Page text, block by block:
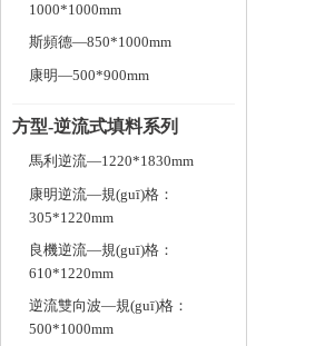
1000*1000mm
斯頻德—850*1000mm
康明—500*900mm
方型-逆流式填料系列
馬利逆流—1220*1830mm
康明逆流—規(guī)格：
305*1220mm
良機逆流—規(guī)格：
610*1220mm
逆流雙向波—規(guī)格：
500*1000mm